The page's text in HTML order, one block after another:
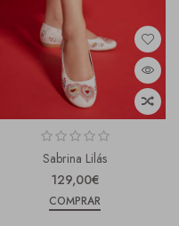
Sabrina Lilás
129,00€
COMPRAR